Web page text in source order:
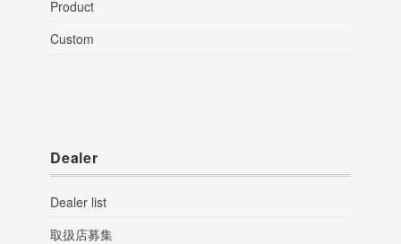
Product
Custom
Dealer
Dealer list
取扱店募集